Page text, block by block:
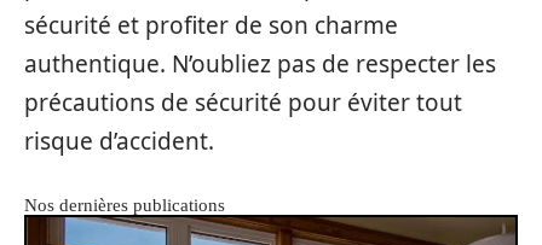
sécurité et profiter de son charme
authentique. N’oubliez pas de respecter les
précautions de sécurité pour éviter tout
risque d’accident.
Nos dernières publications